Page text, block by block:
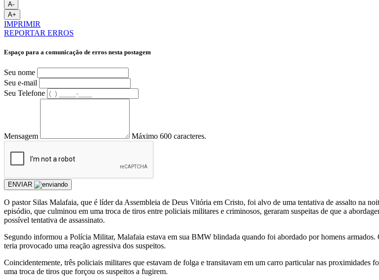
A-
A+
IMPRIMIR
REPORTAR ERROS
Espaço para a comunicação de erros nesta postagem
Seu nome
Seu e-mail
Seu Telefone
Mensagem Máximo 600 caracteres.
ENVIAR
O pastor Silas Malafaia, que é líder da Assembleia de Deus Vitória em Cristo, foi alvo de uma tentativa de assalto na
episódio, que culminou em uma troca de tiros entre policiais militares e criminosos, geraram suspeitas de que a
possível tentativa de assassinato.
Segundo informou a Polícia Militar, Malafaia estava em sua BMW blindada quando foi abordado por homens
teria provocado uma reação agressiva dos suspeitos.
Coincidentemente, três policiais militares que estavam de folga e transitavam em um carro particular nas proximidades
uma troca de tiros que forçou os suspeitos a fugirem.